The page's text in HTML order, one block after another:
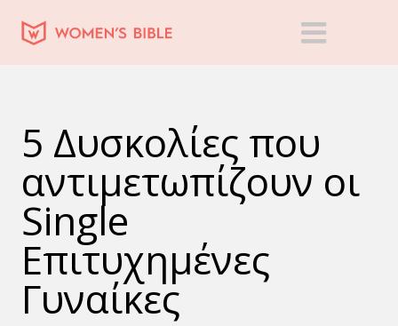
5 Δυσκολίες που
αντιμετωπίζουν οι
Single
Επιτυχημένες
Γυναίκες